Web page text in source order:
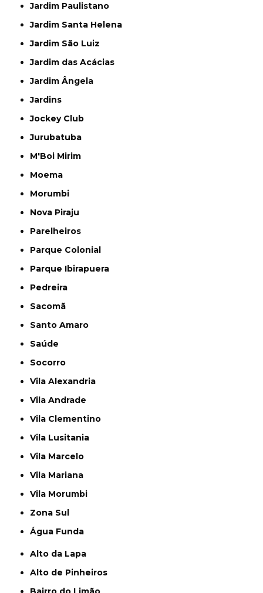
Jardim Paulistano
Jardim Santa Helena
Jardim São Luiz
Jardim das Acácias
Jardim Ângela
Jardins
Jockey Club
Jurubatuba
M'Boi Mirim
Moema
Morumbi
Nova Piraju
Parelheiros
Parque Colonial
Parque Ibirapuera
Pedreira
Sacomã
Santo Amaro
Saúde
Socorro
Vila Alexandria
Vila Andrade
Vila Clementino
Vila Lusitania
Vila Marcelo
Vila Mariana
Vila Morumbi
Zona Sul
Água Funda
Alto da Lapa
Alto de Pinheiros